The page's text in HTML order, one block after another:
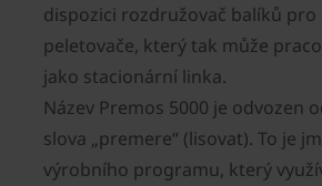
dispozici rozdružovač balíků pro
peletovače, který tak může
jako stacionární linka.
Název Premos 5000 je odvozen
slova „premere“ (lisovat). To je
výrobního programu, který